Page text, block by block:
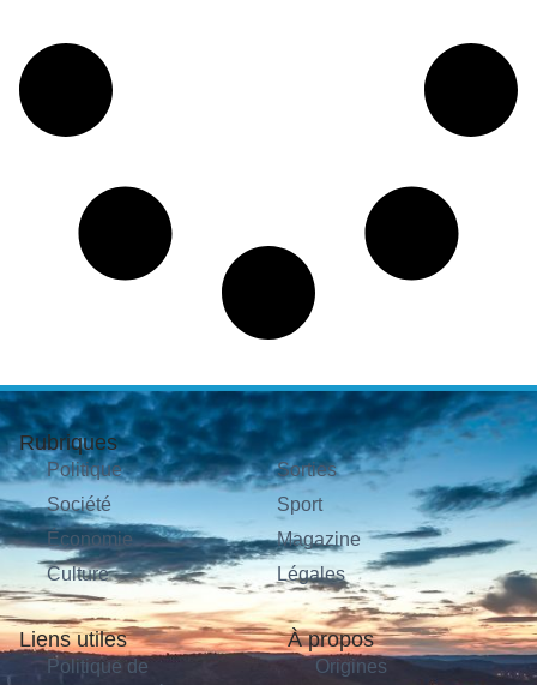
Rubriques
Politique
Société
Économie
Culture
Sorties
Sport
Magazine
Légales
Liens utiles
Politique de
À propos
Origines